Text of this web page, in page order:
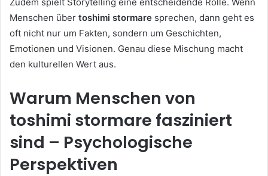
Menschen über toshimi stormare sprechen, dann geht es
oft nicht nur um Fakten, sondern um Geschichten,
Emotionen und Visionen. Genau diese Mischung macht
den kulturellen Wert aus.
Warum Menschen von
toshimi stormare fasziniert
sind – Psychologische
Perspektiven